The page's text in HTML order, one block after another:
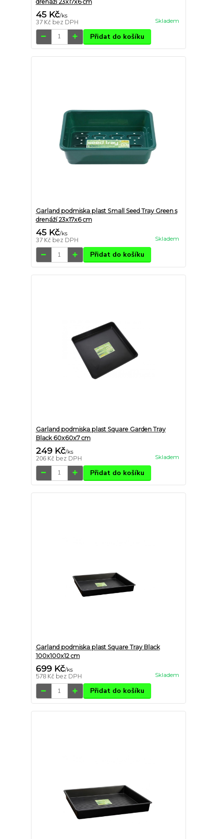
drenáží 23x17x6 cm
45 Kč/ks
37 Kč bez DPH Skladem
Přidat do košíku
Garland podmiska plast Small Seed Tray Green s
drenáží 23x17x6 cm
45 Kč/ks
37 Kč bez DPH Skladem
Přidat do košíku
Garland podmiska plast Square Garden Tray
Black 60x60x7 cm
249 Kč/ks
206 Kč bez DPH Skladem
Přidat do košíku
Garland podmiska plast Square Tray Black
100x100x12 cm
699 Kč/ks
578 Kč bez DPH Skladem
Přidat do košíku